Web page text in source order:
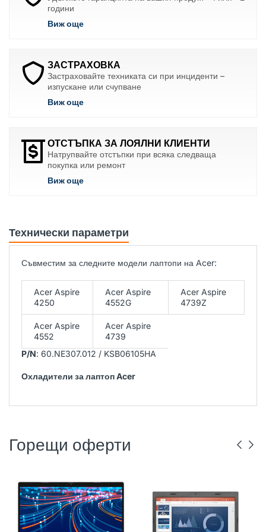
години
Виж още
ЗАСТРАХОВКА
Застраховайте техниката си при инциденти –
изпускане или счупване
Виж още
ОТСТЪПКА ЗА ЛОЯЛНИ КЛИЕНТИ
Натрупвайте отстъпки при всяка следваща
покупка или ремонт
Виж още
Технически параметри
Съвместим за следните модели лаптопи на Acer:
Acer Aspire
4250
Acer Aspire
4552G
Acer Aspire
4739Z
Acer Aspire
4552
Acer Aspire
4739
P/N: 60.NE307.012 / KSB06105HA
Охладители за лаптоп Acer
Горещи оферти